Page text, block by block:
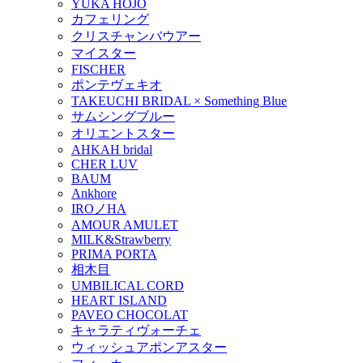
YUKA HOJO
カフェリング
クリスチャンバウアー
マイスター
FISCHER
ポンテヴェキオ
TAKEUCHI BRIDAL × Something Blue
サムシングブルー
オリエントスター
AHKAH bridal
CHER LUV
BAUM
Ankhore
IROノHA
AMOUR AMULET
MILK&Strawberry
PRIMA PORTA
相木目
UMBILICAL CORD
HEART ISLAND
PAVEO CHOCOLAT
キャラティヴォーチェ
ウィッシュアポンアスター